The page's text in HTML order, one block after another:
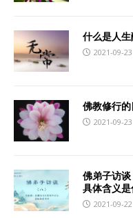
什么是人
2021-09-23
佛教修行
2021-09-23
佛弟子访
具体含义
2021-09-22